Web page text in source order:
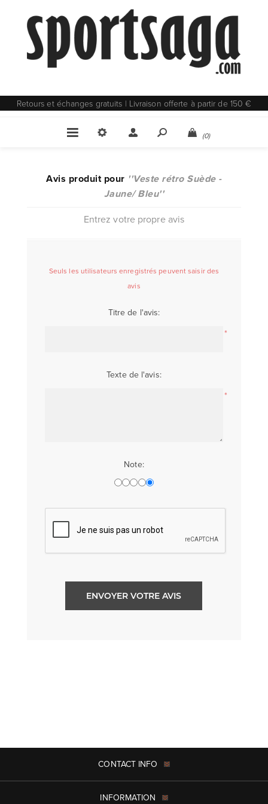
Retours et échanges gratuits | Livraison offerte à partir de 150 €
(0)
Avis produit pour
Veste rétro Suède -
Jaune/ Bleu
Entrez votre propre avis
Seuls les utilisateurs enregistrés peuvent saisir des
avis
Titre de l'avis:
*
Texte de l'avis:
*
Note:
ENVOYER VOTRE AVIS
CONTACT INFO
INFORMATION